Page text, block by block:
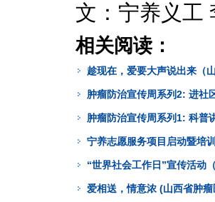
文：宁养义工
相关阅读：
趁现在，爱要大声说出来（
肿瘤防治宣传周系列2: 进社
肿瘤防治宣传周系列1: 科普
宁养志愿服务项目启动暨培
“世界社会工作日”宣传活动
爱相送，情意浓 (山西省肿